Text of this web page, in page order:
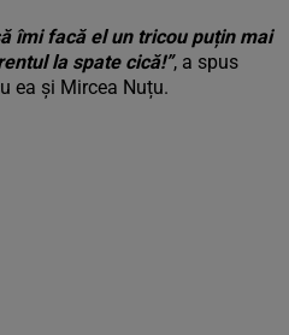
îmi facă el un tricou puțin mai
la spate cică!”, a spus
ea și Mircea Nuțu.